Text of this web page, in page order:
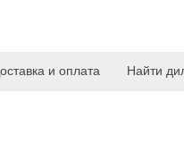
и оплата Найти